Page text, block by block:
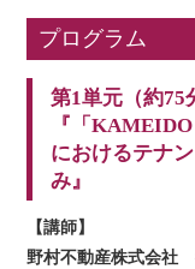
プログラム
第1単元（約75
『「
におけるテナ
み』
【講師】
野村不動産株式会